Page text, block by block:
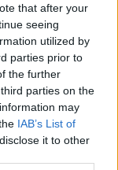
that after your
seeing
utilized by
parties prior to
the further
parties on the
may
IAB’s List of
it to other
17:58
η
την
και
αμυντική
20:55
στα
νέας